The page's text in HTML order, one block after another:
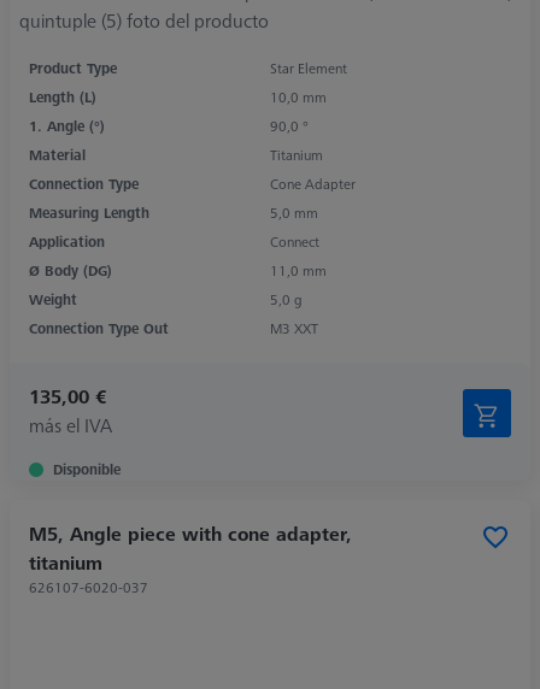
Product Type
Star Element
Length (L)
10,0 mm
1. Angle (°)
90,0 °
Material
Titanium
Connection Type
Cone Adapter
Measuring Length
5,0 mm
Application
Connect
Ø Body (DG)
11,0 mm
Weight
5,0 g
Connection Type Out
M3 XXT
135,00 €
más el IVA
Disponible
M5, Angle piece with cone adapter,
titanium
626107-6020-037